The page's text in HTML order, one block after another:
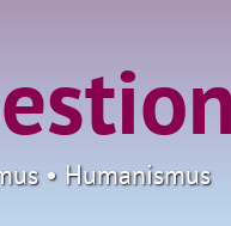
• Humanismus